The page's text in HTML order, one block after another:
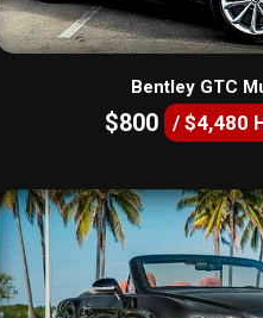
Bentley GTC
$800 / $4,480